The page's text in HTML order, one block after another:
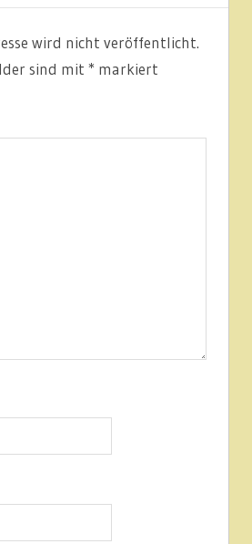
wird nicht veröffentlicht.
sind mit * markiert